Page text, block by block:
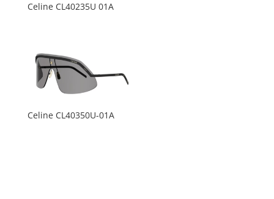
Celine CL40235U 01A
Celine CL40350U-01A